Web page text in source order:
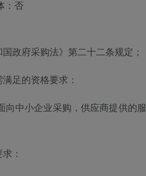
：否
政府采购法》第二十二条规定；
满足的资格要求：
向中小企业采购，供应商提供的
：